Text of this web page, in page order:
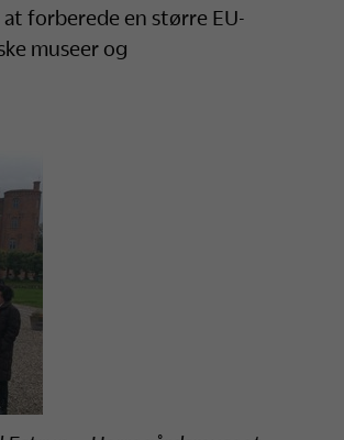
forberede en større EU-
museer og